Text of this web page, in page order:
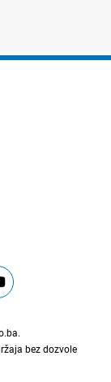
.
bez dozvole